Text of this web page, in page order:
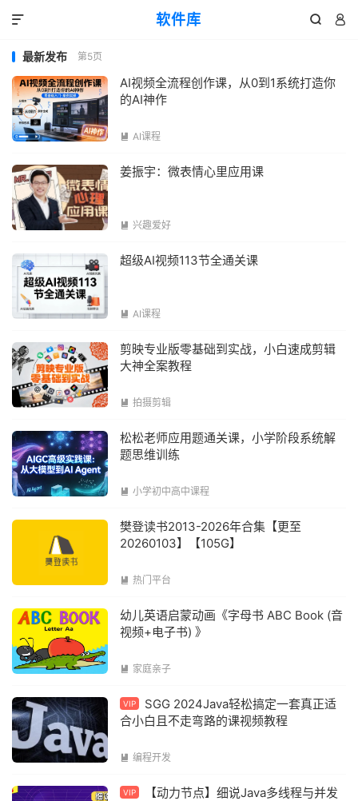
软件库  

最新发布 第5页
AI视频全流程创作课，从0到1系统打造你
的AI神作
 AI课程
姜振宇：微表情心里应用课
 兴趣爱好
超级AI视频113节全通关课
 AI课程
剪映专业版零基础到实战，小白速成剪辑
大神全案教程
 拍摄剪辑
松松老师应用题通关课，小学阶段系统解
题思维训练
 小学初中高中课程
樊登读书2013-2026年合集【更至
20260103】【105G】
 热门平台
幼儿英语启蒙动画《字母书 ABC Book (音
视频+电子书) 》
 家庭亲子
VIP
SGG 2024Java轻松搞定一套真正适
合小白且不走弯路的课视频教程
 编程开发
VIP
【动力节点】细说Java多线程与并发